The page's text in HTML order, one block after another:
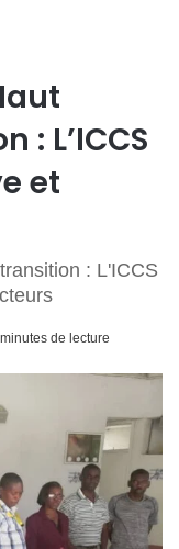
: L’ICCS
et
: L'ICCS
de lecture